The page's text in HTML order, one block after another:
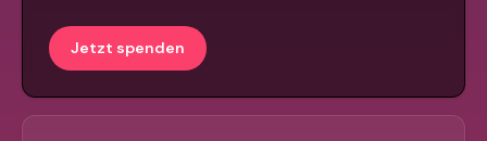
Jetzt spenden